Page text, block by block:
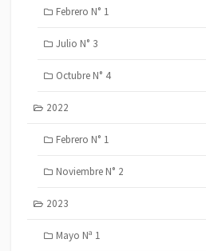
Febrero N° 1
Julio N° 3
Octubre N° 4
2022
Febrero N° 1
Noviembre N° 2
2023
Mayo Nª 1